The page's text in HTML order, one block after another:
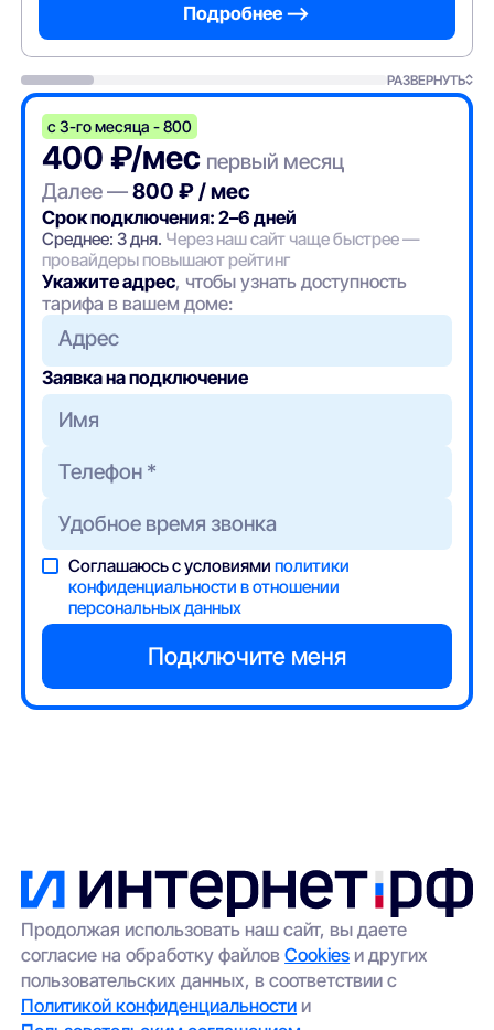
Подробнее —>
РАЗВЕРНУТЬ
с 3-го месяца - 800
400 ₽/мес первый месяц
Далее —800 ₽ / мес
Срок подключения: 2–6 дней
Среднее: 3 дня. Через наш сайт чаще быстрее —
провайдеры повышают рейтинг
Укажите адрес, чтобы узнать доступность
тарифа в вашем доме:
Адрес
Заявка на подключение
Соглашаюсь с условиямиполитики
конфиденциальности в отношении
персональных данных
Продолжая использовать наш сайт, вы даете
согласие на обработку файловCookies и других
пользовательских данных, в соответствии с
Политикой конфиденциальности и